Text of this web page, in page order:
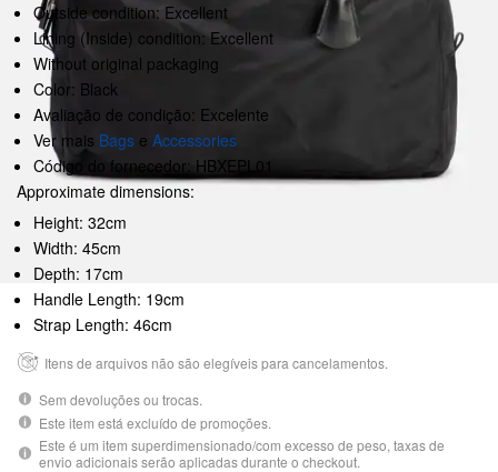
Outside condition: Excellent
Lining (Inside) condition: Excellent
Without original packaging
Color: Black
Avaliação de condição: Excelente
Ver mais Bags e Accessories
Código do fornecedor: HBXEPL01
Approximate dimensions:
Height: 32cm
Width: 45cm
Depth: 17cm
Handle Length: 19cm
Strap Length: 46cm
Itens de arquivos não são elegíveis para cancelamentos.
Sem devoluções ou trocas.
Este item está excluído de promoções.
Este é um item superdimensionado/com excesso de peso, taxas de
envio adicionais serão aplicadas durante o checkout.